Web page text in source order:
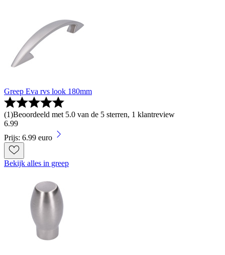
Greep Eva rvs look 180mm
(1)Beoordeeld met 5.0 van de 5 sterren, 1 klantreview
6.99
Prijs: 6.99 euro
Bekijk alles in greep